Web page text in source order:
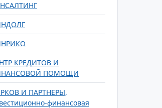
КРЕДИТОВ И
ПОМОЩИ
И ПАРТНЕРЫ,
финансовая